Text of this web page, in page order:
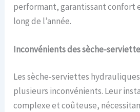
performant, garantissant confort
long de l’année.
Inconvénients des sèche-
Les sèche-serviettes
plusieurs inconvénients. Leur
complexe et coûteuse,